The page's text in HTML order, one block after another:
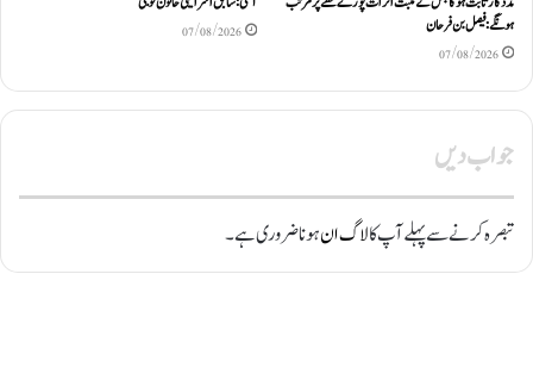
ہونگے: فیصل بن فرحان
07/08/2026
07/08/2026
جواب دیں
تبصرہ کرنے سے پہلے آپ کالاگ انہونا ضروری ہے۔